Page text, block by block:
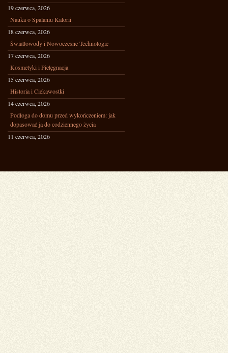
19 czerwca, 2026
Nauka o Spalaniu Kalorii
18 czerwca, 2026
Światłowody i Nowoczesne Technologie
17 czerwca, 2026
Kosmetyki i Pielęgnacja
15 czerwca, 2026
Historia i Ciekawostki
14 czerwca, 2026
Podłoga do domu przed wykończeniem: jak
dopasować ją do codziennego życia
11 czerwca, 2026